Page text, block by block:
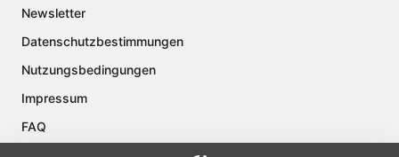
Newsletter
Datenschutzbestimmungen
Nutzungsbedingungen
Impressum
FAQ